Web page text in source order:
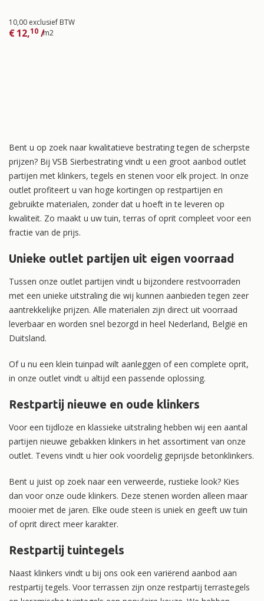
10,00 exclusief BTW
€12,10 /m2
Bent u op zoek naar kwalitatieve bestrating tegen de scherpste
prijzen? Bij VSB Sierbestrating vindt u een groot aanbod outlet
partijen met klinkers, tegels en stenen voor elk project. In onze
outlet profiteert u van hoge kortingen op restpartijen en
gebruikte materialen, zonder dat u hoeft in te leveren op
kwaliteit. Zo maakt u uw tuin, terras of oprit compleet voor een
fractie van de prijs.
Unieke outlet partijen uit eigen voorraad
Tussen onze outlet partijen vindt u bijzondere restvoorraden
met een unieke uitstraling die wij kunnen aanbieden tegen zeer
aantrekkelijke prijzen. Alle materialen zijn direct uit voorraad
leverbaar en worden snel bezorgd in heel Nederland, België en
Duitsland.
Of u nu een klein tuinpad wilt aanleggen of een complete oprit,
in onze outlet vindt u altijd een passende oplossing.
Restpartij nieuwe en oude klinkers
Voor een tijdloze en klassieke uitstraling hebben wij een aantal
partijen nieuwe gebakken klinkers in het assortiment van onze
outlet. Tevens vindt u hier ook voordelig geprijsde betonklinkers.
Bent u juist op zoek naar een verweerde, rustieke look? Kies
dan voor onze oude klinkers. Deze stenen worden alleen maar
mooier met de jaren. Elke oude steen is uniek en geeft uw tuin
of oprit direct meer karakter.
Restpartij tuintegels
Naast klinkers vindt u bij ons ook een variërend aanbod aan
restpartij tegels. Voor terrassen zijn onze restpartij terrastegels